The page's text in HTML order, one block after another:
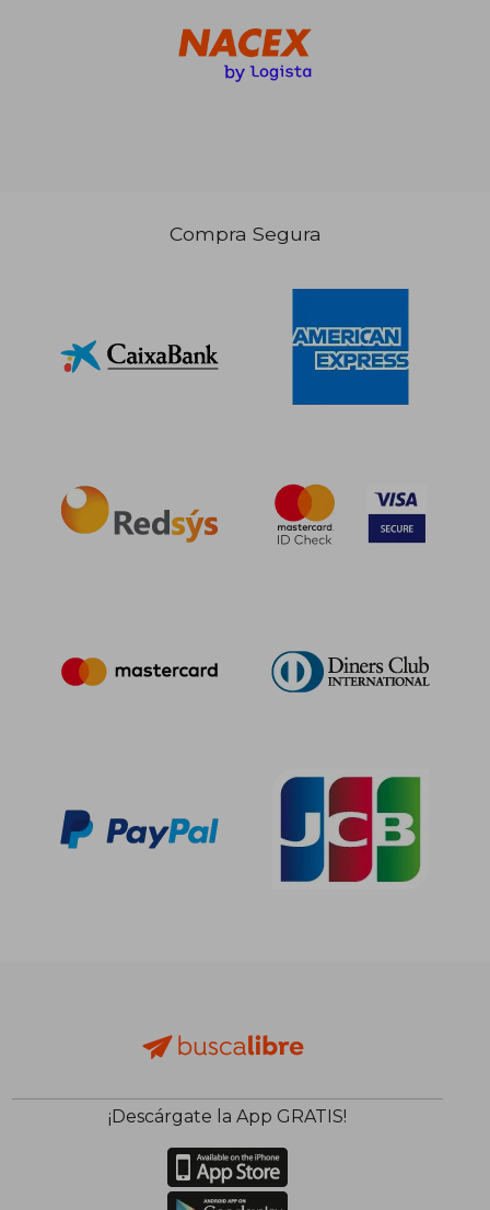
Compra Segura
¡Descárgate la App GRATIS!